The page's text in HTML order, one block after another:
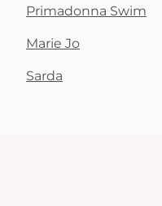
Primadonna Swim
Marie Jo
Sarda